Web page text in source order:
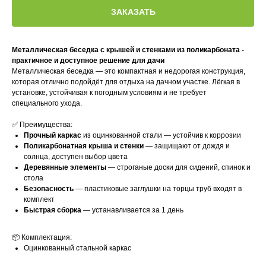
ЗАКАЗАТЬ
Металлическая беседка с крышей и стенками из поликарбоната -
практичное и доступное решение для дачи
Металлическая беседка — это компактная и недорогая конструкция,
которая отлично подойдёт для отдыха на дачном участке. Лёгкая в
установке, устойчивая к погодным условиям и не требует
специального ухода.
✅ Преимущества:
Прочный каркас из оцинкованной стали — устойчив к коррозии
Поликарбонатная крыша и стенки — защищают от дождя и
солнца, доступен выбор цвета
Деревянные элементы — строганые доски для сидений, спинок и
стола
Безопасность — пластиковые заглушки на торцы труб входят в
комплект
Быстрая сборка — устанавливается за 1 день
📦 Комплектация:
Оцинкованный стальной каркас